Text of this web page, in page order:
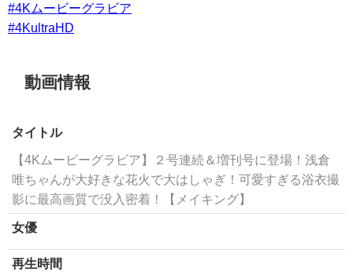
#4Kムービーグラビア
#4KultraHD
動画情報
タイトル
【4Kムービーグラビア】２号連続＆増刊号に登場！浅倉
唯ちゃんが大好きな花火で大はしゃぎ！可愛すぎる浴衣撮
影に最高画質で没入密着！【メイキング】
女優
再生時間